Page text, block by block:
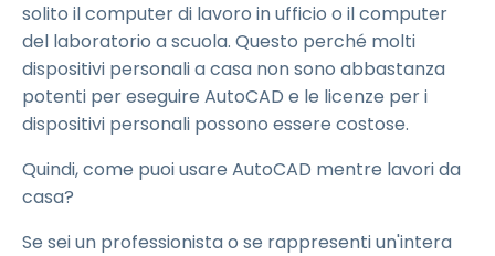
solito il computer di lavoro in ufficio o il computer
del laboratorio a scuola. Questo perché molti
dispositivi personali a casa non sono abbastanza
potenti per eseguire AutoCAD e le licenze per i
dispositivi personali possono essere costose.
Quindi, come puoi usare AutoCAD mentre lavori da
casa?
Se sei un professionista o se rappresenti un'intera